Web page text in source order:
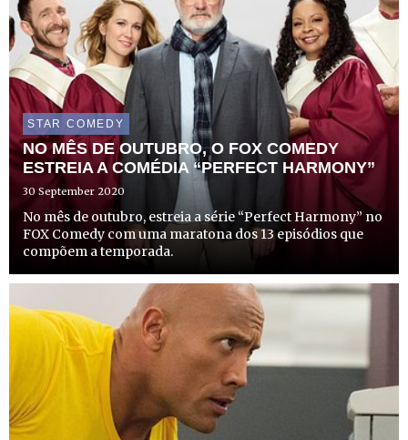
STAR COMEDY
NO MÊS DE OUTUBRO, O FOX COMEDY
ESTREIA A COMÉDIA “PERFECT HARMONY”
30 September 2020
No mês de outubro, estreia a série “Perfect Harmony” no
FOX Comedy com uma maratona dos 13 episódios que
compõem a temporada.